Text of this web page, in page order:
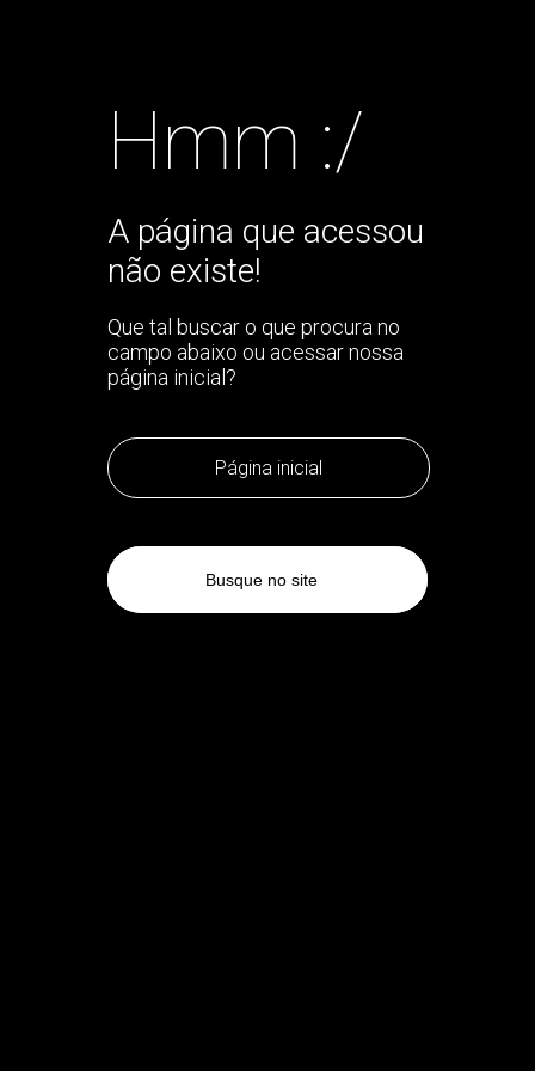
Hmm :/
A página que acessou
não existe!
Que tal buscar o que procura no
campo abaixo ou acessar nossa
página inicial?
Página inicial